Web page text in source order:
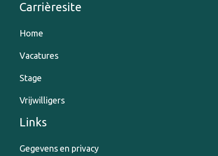
Carrièresite
Home
Vacatures
Stage
Vrijwilligers
Links
Gegevens en privacy